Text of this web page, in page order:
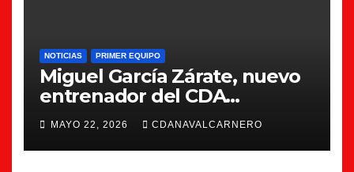
NOTICIAS PRIMER EQUIPO
Miguel García Zárate, nuevo
entrenador del CDA
Navalcarnero
MAYO 22, 2026 CDANAVALCARNERO